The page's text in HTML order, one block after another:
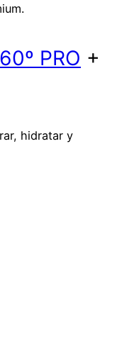
PRO +
hidratar y